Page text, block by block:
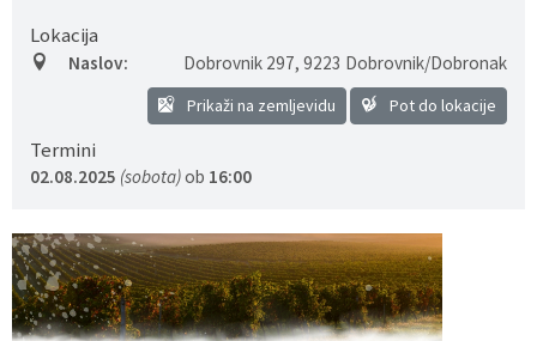
Lokacija
Naslov: Dobrovnik 297, 9223 Dobrovnik/Dobronak
Prikaži na zemljevidu Pot do lokacije
Termini
02.08.2025 (sobota)ob 16:00
Predpisi - Előírások
Občinski časopis - Községi lap
Proračun - Költségvetés